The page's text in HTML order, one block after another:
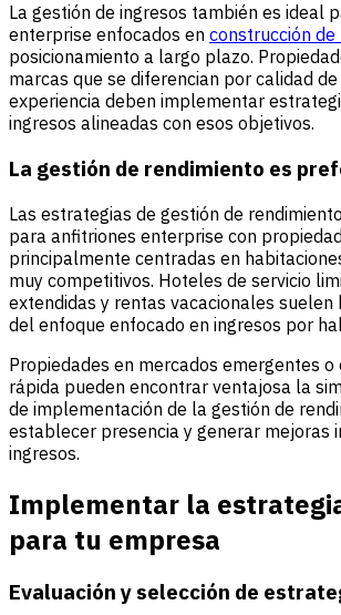
La gestión de ingresos también es ideal
enterprise enfocados en construcción de
posicionamiento a largo plazo.
marcas que se diferencian por calidad
experiencia deben implementar
ingresos alineadas con esos objetivos.
La gestión de rendimiento es
Las estrategias de gestión de
para anfitriones enterprise con
principalmente centradas en
muy competitivos. Hoteles de servicio
extendidas y rentas vacacionales suelen
del enfoque enfocado en ingresos por
Propiedades en mercados emergentes o
rápida pueden encontrar ventajosa la
de implementación de la gestión de
establecer presencia y generar mejoras
ingresos.
Implementar la
para tu empresa
Evaluación y selección de